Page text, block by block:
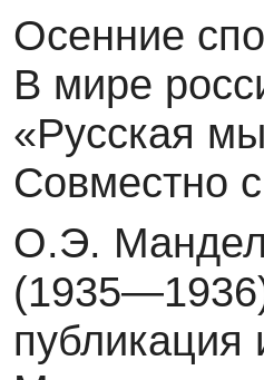
Осенние
В мире
«Русская
Совместно
О.Э.
публикация